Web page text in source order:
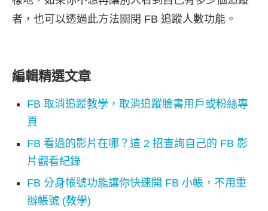
者，也可以透過此方法關閉 FB 追蹤人數功能。
編輯精選文章
FB 取消追蹤教學，取消追蹤臉書用戶或粉絲專
頁
FB 看過的影片在哪？這 2 招查詢自己的 FB 影
片觀看紀錄
FB 分身帳號功能讓你快速開 FB 小帳，不用重
辦帳號 (教學)